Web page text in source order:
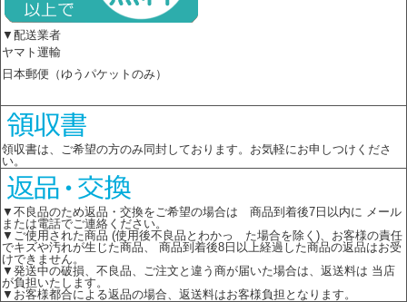
▼配送業者
ヤマト運輸
日本郵便（ゆうパケットのみ）
領収書は、ご希望の方のみ同封しております。お気軽にお申しつけくださ
い。
▼不良品のため返品・交換をご希望の場合は 商品到着後7日以内に メール
または電話でご連絡ください。
▼ご使用された商品 (使用後不良品とわかっ た場合を除く)、お客様の責任
でキズや汚れが生じた商品、 商品到着後8日以上経過した商品の返品はお受
けできません。
▼発送中の破損、不良品、ご注文と違う商が届いた場合は、返送料は 当店
が負担いたします。
▼お客様都合による返品の場合、返送料はお客様負担となります。